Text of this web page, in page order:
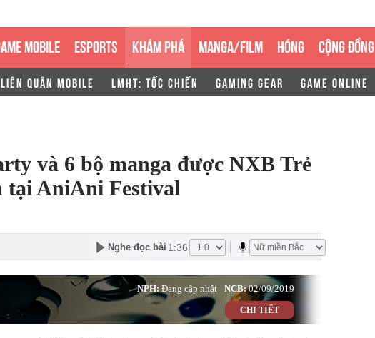
MOBILE ESPORTS KHÁM PHÁ MANGA/FILM HÓNG CỘNG ĐỒNG
LIÊN QUÂN MOBILE LMHT: TỐC CHIẾN GAMING GEAR GAME ONLINE
và 6 bộ manga được NXB Trẻ
tại AniAni Festival
Nghe đọc bài 1:36
02/09/2019
NCB:
Đang cập nhật
NPH:
CHI TIẾT